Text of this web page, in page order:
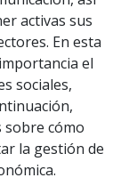
activas sus
En esta
el
sociales,
cómo
la gestión de